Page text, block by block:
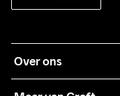
Over ons